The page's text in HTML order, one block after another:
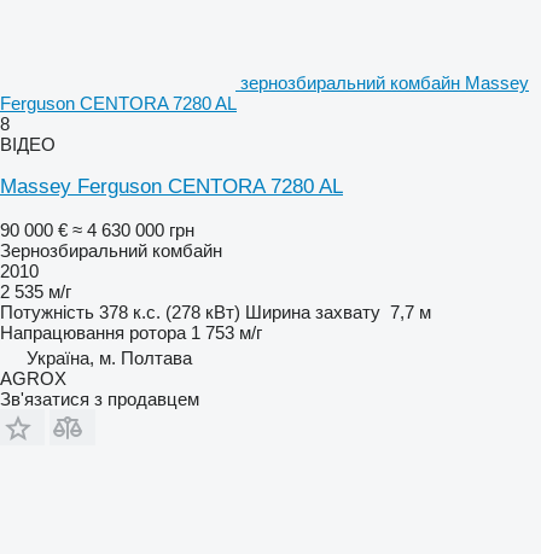
зернозбиральний комбайн Massey
Ferguson CENTORA 7280 AL
8
ВІДЕО
Massey Ferguson CENTORA 7280 AL
90 000 € ≈ 4 630 000 грн
Зернозбиральний комбайн
2010
2 535 м/г
Потужність 378 к.с. (278 кВт) Ширина захвату 7,7 м
Напрацювання ротора 1 753 м/г
Україна, м. Полтава
AGROX
Зв'язатися з продавцем